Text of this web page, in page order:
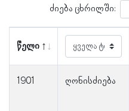
ძიება ცხრილში:
წელი
1901 ღონისძიება